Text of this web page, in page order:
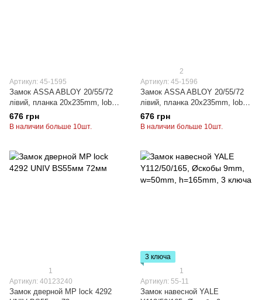
Артикул: 45-1595
Замок ASSA ABLOY 20/55/72
лівий, планка 20x235mm, lob
yeti
676 грн
В наличии больше 10шт.
2
Артикул: 45-1596
Замок ASSA ABLOY 20/55/72
лівий, планка 20x235mm, lob
yeti
676 грн
В наличии больше 10шт.
1
Артикул: 40123240
Замок дверной MP lock 4292
3 ключа
1
Артикул: 55-11
Замок навесной YALE